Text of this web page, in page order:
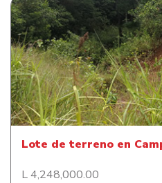
Lote de terreno
Lote de terreno en
L 4,248,000.00